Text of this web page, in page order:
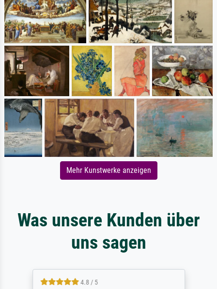
Mehr Kunstwerke anzeigen
Was unsere Kunden über
uns sagen
4.8 / 5